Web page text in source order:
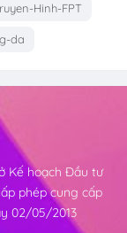
Hinh-FPT
da
Kế hoạch Đầu tư
phép cung cấp
02/05/2013